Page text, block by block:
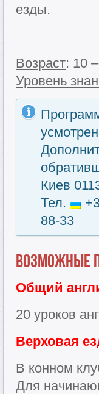
езды.
Возраст: 10
Уровень
Киев
Тел.
88-33
Возможные
Общий
20 уроков
Верховая
В конном
Для